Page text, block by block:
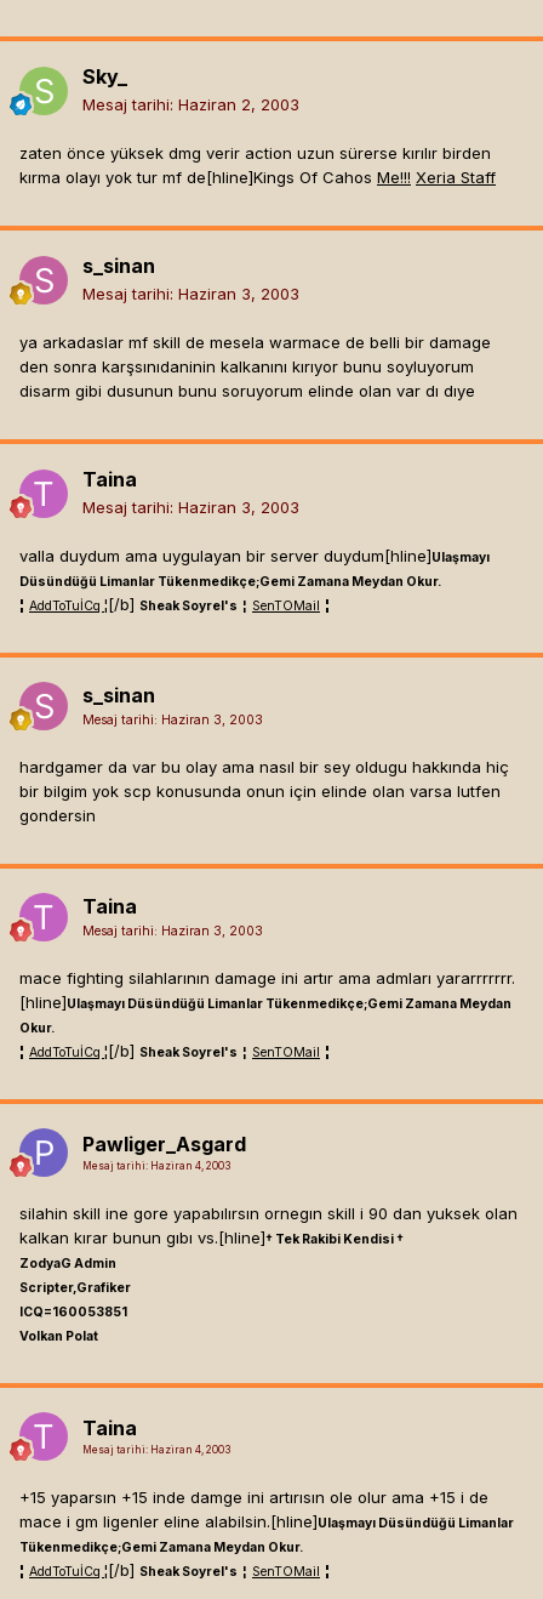
Sky_
Mesaj tarihi: Haziran 2, 2003
zaten önce yüksek dmg verir action uzun sürerse kırılır birden
kırma olayı yok tur mf de[hline]Kings Of Cahos Me!!! Xeria Staff
s_sinan
Mesaj tarihi: Haziran 3, 2003
ya arkadaslar mf skill de mesela warmace de belli bir damage
den sonra karşsınıdaninin kalkanını kırıyor bunu soyluyorum
disarm gibi dusunun bunu soruyorum elinde olan var dı dıye
Taina
Mesaj tarihi: Haziran 3, 2003
valla duydum ama uygulayan bir server duydum[hline]Ulaşmayı
Düsündüğü Limanlar Tükenmedikçe;Gemi Zamana Meydan Okur.
¦ AddToTuİCq ¦[/b] Sheak Soyrel's ¦ SenTOMail ¦
s_sinan
Mesaj tarihi: Haziran 3, 2003
hardgamer da var bu olay ama nasıl bir sey oldugu hakkında hiç
bir bilgim yok scp konusunda onun için elinde olan varsa lutfen
gondersin
Taina
Mesaj tarihi: Haziran 3, 2003
mace fighting silahlarının damage ini artır ama admları yararrrrrrr.
[hline]Ulaşmayı Düsündüğü Limanlar Tükenmedikçe;Gemi Zamana Meydan
Okur.
¦ AddToTuİCq ¦[/b] Sheak Soyrel's ¦ SenTOMail ¦
Pawliger_Asgard
Mesaj tarihi: Haziran 4, 2003
silahin skill ine gore yapabılırsın ornegın skill i 90 dan yuksek olan
kalkan kırar bunun gıbı vs.[hline]† Tek Rakibi Kendisi †
ZodyaG Admin
Scripter,Grafiker
ICQ=160053851
Volkan Polat
Taina
Mesaj tarihi: Haziran 4, 2003
+15 yaparsın +15 inde damge ini artırısın ole olur ama +15 i de
mace i gm ligenler eline alabilsin.[hline]Ulaşmayı Düsündüğü Limanlar
Tükenmedikçe;Gemi Zamana Meydan Okur.
¦ AddToTuİCq ¦[/b] Sheak Soyrel's ¦ SenTOMail ¦